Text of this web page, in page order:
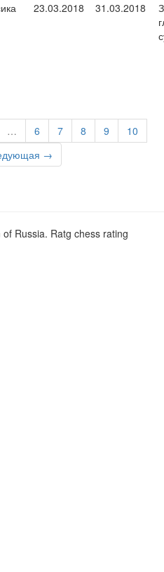
23.03.2018 31.03.2018
… 6 7 8 9
10
→
Russia. Ratg chess rating